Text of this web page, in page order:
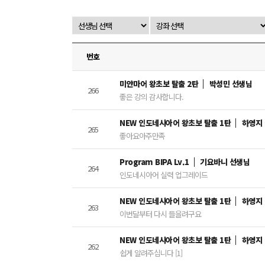
번호
266
미얀마어 왕초보 탈출 2탄
박성민 선생님
좋은 강의 감사합니다.
265
NEW 인도네시아어 왕초보 탈출 1탄
하영지
좋아요아주만족
264
Program BIPA Lv.1
기요바니 선생님
인도네시아어 실력 업그레이드
263
NEW 인도네시아어 왕초보 탈출 1탄
하영지
이번달부터 다시 들을려구요
262
NEW 인도네시아어 왕초보 탈출 1탄
하영지
쉽게 알려주십니다 [1]